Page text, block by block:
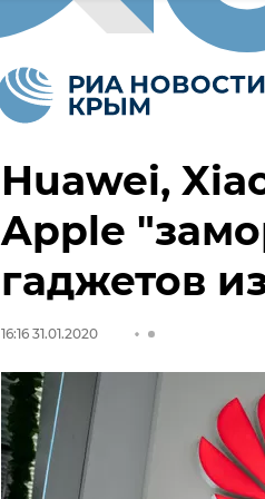
Huawei,
Apple
гаджетов
16:16 31.01.2020